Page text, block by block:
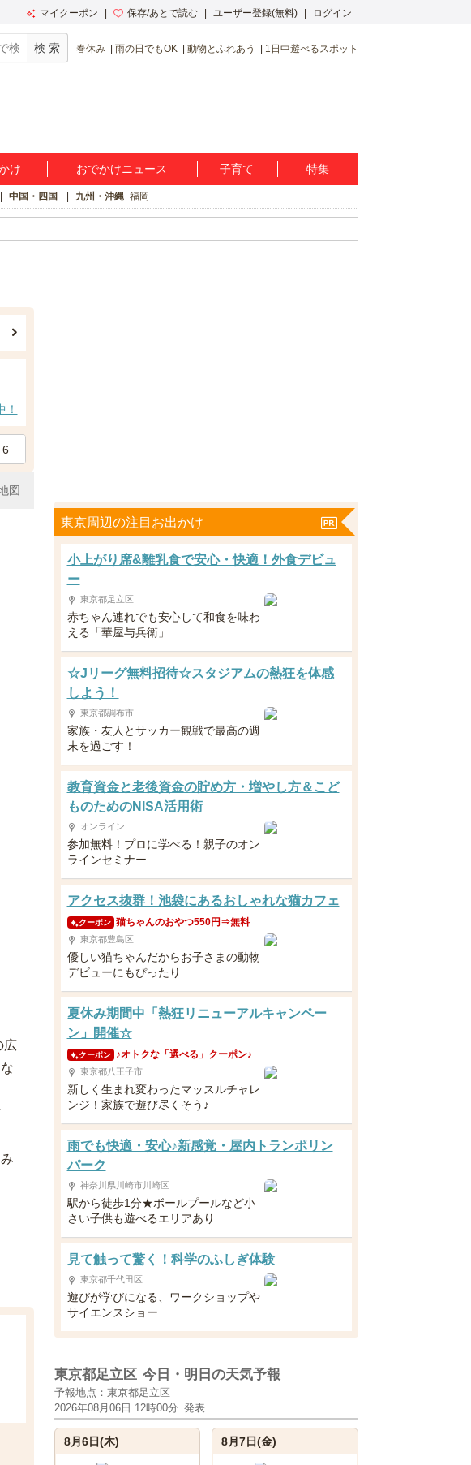
マイクーポン 保存/あとで読む ユーザー登録(無料) ログイン
春休み 雨の日でもOK 動物とふれあう 1日中遊べるスポット
け おでかけニュース 子育て 特集
中国・四国 九州・沖縄 福岡
！
6
図
広
東京周辺の注目お出かけ
小上がり席&離乳食で安心・快適！外食デビュ
ー
東京都足立区
赤ちゃん連れでも安心して和食を味わ
える「華屋与兵衛」
☆Jリーグ無料招待☆スタジアムの熱狂を体感
しよう！
東京都調布市
家族・友人とサッカー観戦で最高の週
末を過ごす！
教育資金と老後資金の貯め方・増やし方＆こど
ものためのNISA活用術
オンライン
参加無料！プロに学べる！親子のオン
ラインセミナー
アクセス抜群！池袋にあるおしゃれな猫カフェ
クーポン 猫ちゃんのおやつ550円⇒無料
東京都豊島区
優しい猫ちゃんだからお子さまの動物
デビューにもぴったり
夏休み期間中「熱狂リニューアルキャンペー
ン」開催☆
クーポン ♪オトクな「選べる」クーポン♪
東京都八王子市
新しく生まれ変わったマッスルチャレ
ンジ！家族で遊び尽くそう♪
雨でも快適・安心♪新感覚・屋内トランポリン
パーク
神奈川県川崎市川崎区
駅から徒歩1分★ボールプールなど小
さい子供も遊べるエリアあり
見て触って驚く！科学のふしぎ体験
東京都千代田区
遊びが学びになる、ワークショップや
サイエンスショー
東京都足立区 今日・明日の天気予報
予報地点：東京都足立区
2026年08月06日 12時00分 発表
8月6日(木) 8月7日(金)